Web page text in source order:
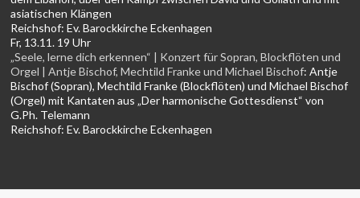
asiatischen Klängen
Reichshof:Ev. Barockkirche Eckenhagen
Fr, 13.11. 19 Uhr
„Seele, lerne dich erkennen“ | Konzert für Sopran, Blockflöten und
Orgel | Antje Bischof, Mechtild Franke und Michael Bischof:Antje
Bischof (Sopran), Mechtild Franke (Blockflöten) und Michael Bischof
(Orgel) mit Kantaten aus „Der harmonische Gottesdienst“ von
G.Ph. Telemann
Reichshof:Ev. Barockkirche Eckenhagen